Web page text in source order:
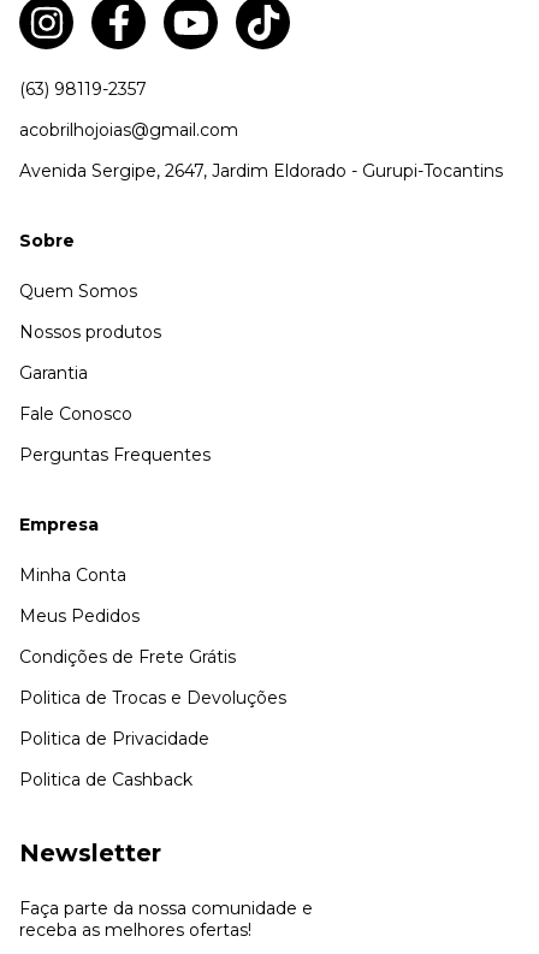
(63) 98119-2357
acobrilhojoias@gmail.com
Avenida Sergipe, 2647, Jardim Eldorado - Gurupi-Tocantins
Sobre
Quem Somos
Nossos produtos
Garantia
Fale Conosco
Perguntas Frequentes
Empresa
Minha Conta
Meus Pedidos
Condições de Frete Grátis
Politica de Trocas e Devoluções
Politica de Privacidade
Politica de Cashback
Newsletter
Faça parte da nossa comunidade e
receba as melhores ofertas!